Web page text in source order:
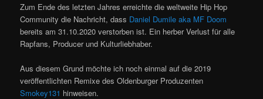
Zum Ende des letzten Jahres erreichte die weltweite Hip Hop
Community die Nachricht, dass Daniel Dumile aka MF Doom
bereits am 31.10.2020 verstorben ist. Ein herber Verlust für alle
Rapfans, Producer und Kulturliebhaber.
Aus diesem Grund möchte ich noch einmal auf die 2019
veröffentlichten Remixe des Oldenburger Produzenten
Smokey131 hinweisen.